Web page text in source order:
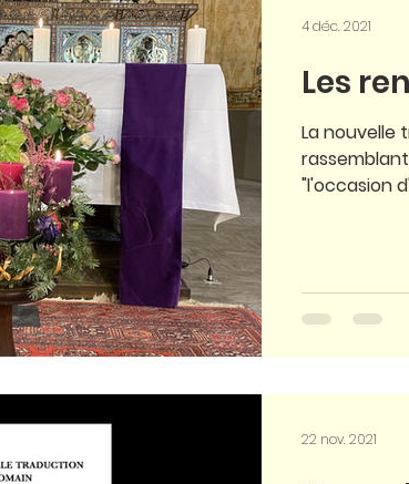
Les
La nouvelle
"l'occasion
4 déc. 2021
22 nov. 2021